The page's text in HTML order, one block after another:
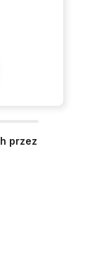
przez